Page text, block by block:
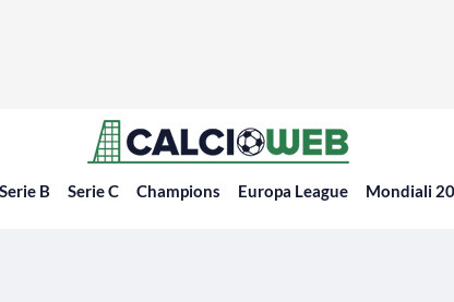
Serie B Serie C Champions Europa League Mondiali